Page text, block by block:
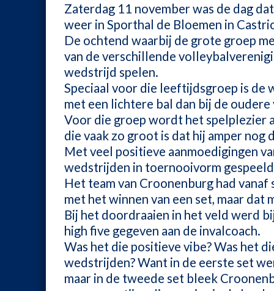
Zaterdag 11 november was de dag
weer in Sporthal de Bloemen in
De ochtend waarbij de grote groep
van de verschillende
wedstrijd spelen.
Speciaal voor die leeftijdsgroep is de
met een lichtere bal dan bij de
Voor die groep wordt het spelplezier
die vaak zo groot is dat hij amper nog
Met veel positieve aanmoedigingen
wedstrijden in toernooivorm
Het team van Croonenburg had
met het winnen van een set, maar dat
Bij het doordraaien in het veld werd
high five gegeven aan de invalcoach.
Was het die positieve vibe? Was het
wedstrijden? Want in de eerste set
maar in de tweede set bleek